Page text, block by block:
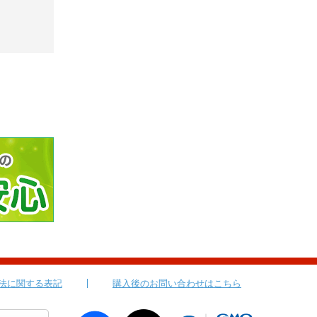
に関する表記 購入後のお問い合わせはこちら